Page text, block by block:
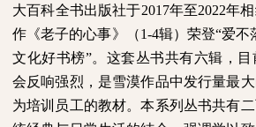
大百科全书出版社于2017年至2022年
作《老子的心事》（1-4辑）荣登“爱不
文化好书榜”。这套丛书共有六辑，
会反响强烈，是雪漠作品中发行量最
为培训员工的教材。本系列丛书共有